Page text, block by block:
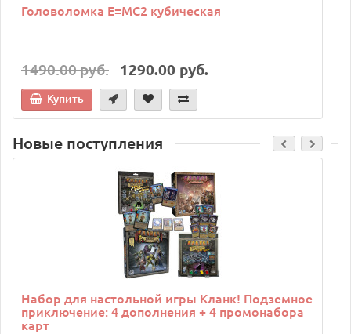
Головоломка E=MC2 кубическая
1490.00 руб. 1290.00 руб.
Купить
Новые поступления
Набор для настольной игры Кланк! Подземное
приключение: 4 дополнения + 4 промонабора
карт